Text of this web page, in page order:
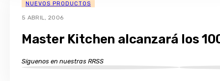
NUEVOS PRODUCTOS
5 ABRIL, 2006
Master Kitchen alcanzará los
Síguenos en nuestras RRSS